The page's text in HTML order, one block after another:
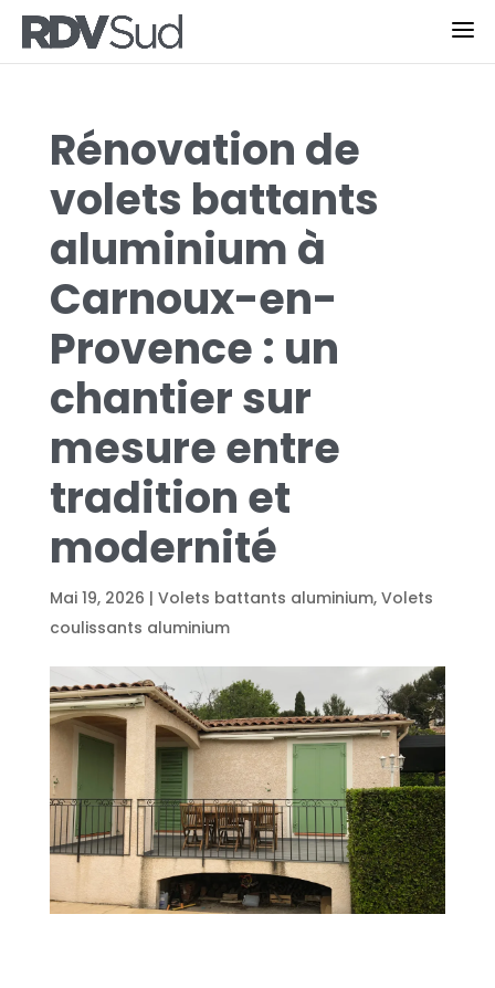
Rénovation de
volets battants
aluminium à
Carnoux-en-
Provence : un
chantier sur
mesure entre
tradition et
modernité
Mai 19, 2026 | Volets battants aluminium, Volets
coulissants aluminium